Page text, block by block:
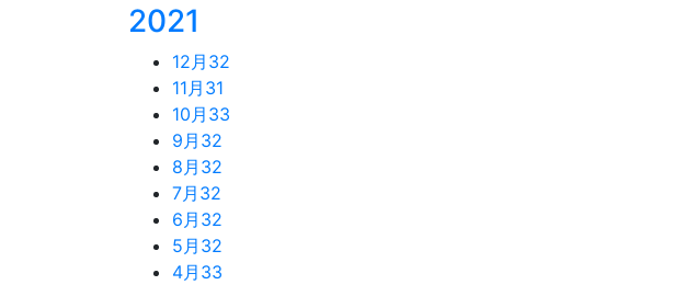
2021
12月 32
11月 31
10月 33
9月 32
8月 32
7月 32
6月 32
5月 32
4月 33